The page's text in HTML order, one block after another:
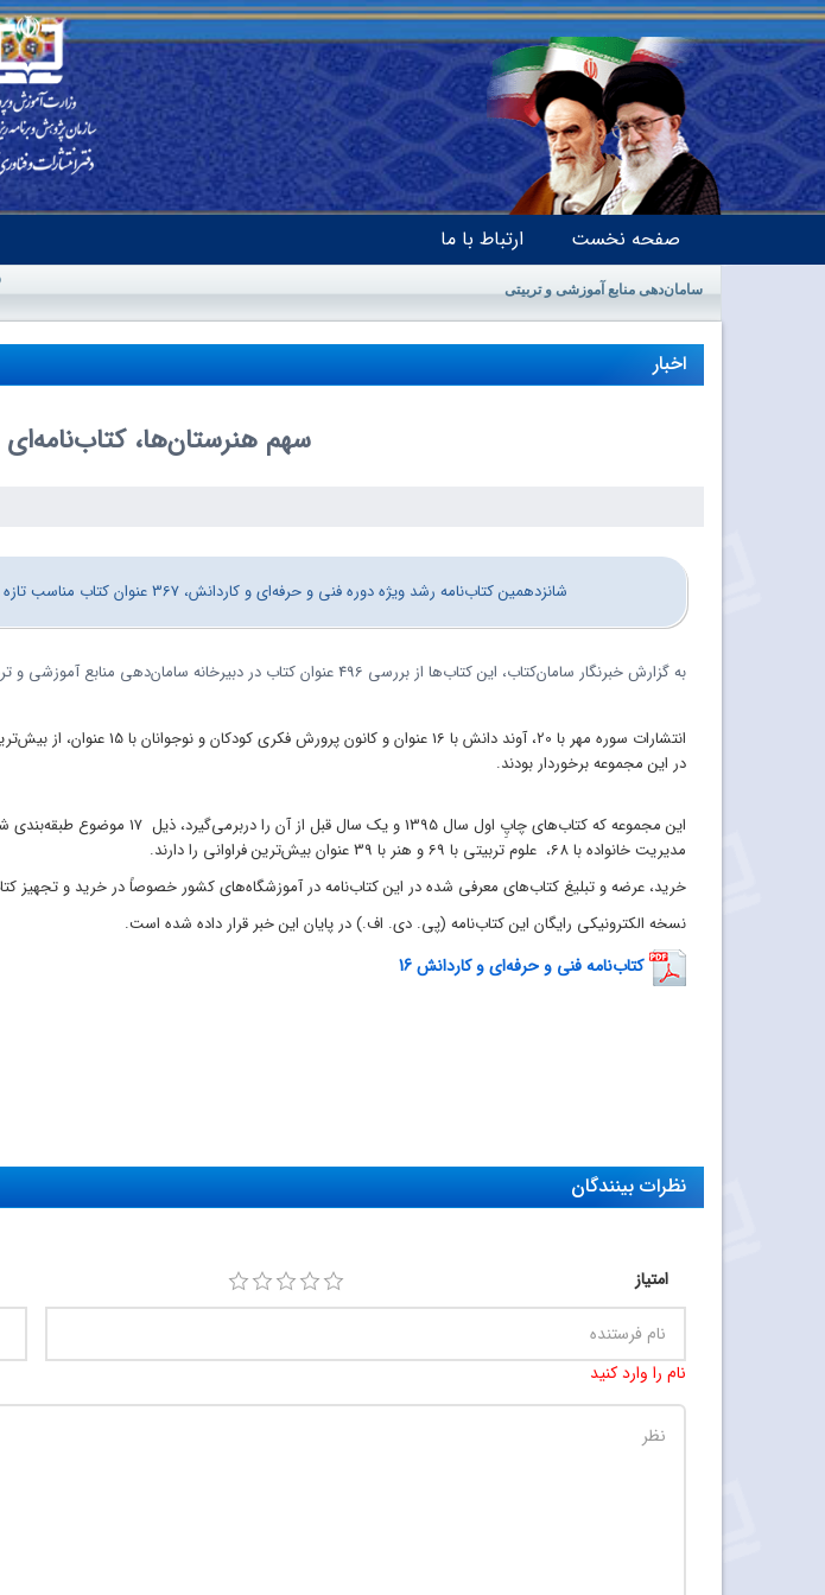
صفحه نخست ارتباط با ما
سامان‌دهی منابع آموزشی و تربیتی
اخبار
سهم هنرستان‌ها، کتاب‌نامه‌ای با 367 کتاب
شانزدهمین کتاب‌نامه رشد ویژه دوره فنی و حرفه‌ای و کاردانش، 367 عنوان کتاب مناسب تازه را با خود به هنرستان‌ها برد.
به گزارش خبرنگار سامان‌کتاب، این کتاب‌ها از بررسی 496 عنوان کتاب در دبیرخانه سامان‌دهی منابع آموزشی و تربیتی به دست آمده است.
انتشارات سوره مهر با 20، آوند دانش با 16 عنوان و کانونپرورشفکریکودکانو نوجوانانبا
در این مجموعه برخوردار بودند.
این مجموعه که کتاب‌های چاپِ اول سال 1395 و یک سال قبل از آن رادربرمی‌گیرد، ذیل 17 موضوع طبقه‌بندی شده‌ است.
مدیریت خانواده با 68،
علوم تربیتی با 69 و هنر با 39 عنوان بیش‌ترین فراوانی را دارند.
خرید، عرضه و تبلیغ کتاب‌های معرفی شده در این کتاب‌نامه در آموزشگاه‌های کشور خصوصاً در خرید و تجهیز
نسخه الکترونیکی رایگان این کتاب‌نامه (پی. ‌دی. اف.) در پایان این خبر قرار داده شده است.
کتاب‌نامه فنی و حرفه‌ای و کاردانش 16
نظرات بینندگان
امتیاز
نام را وارد کنید